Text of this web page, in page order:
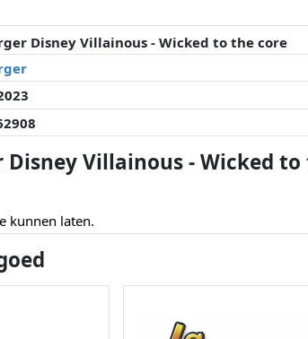
prestaties de volgorde beïnvloeden.
Disney Villainous - Wicked to the core
Villainous - Wicked
kunnen laten.